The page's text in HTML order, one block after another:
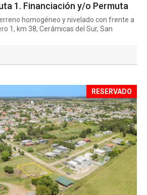
1. Financiación y/o Permuta
homogéneo y nivelado con frente a
1, km 38, Cerámicas del Sur, San
RESERVADO